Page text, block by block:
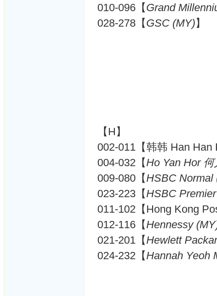
010-096【Grand
028-278【GSC (MY)】
【H】
002-011【韩韩 Han Han
004-032【Ho Yan Hor
009-080【HSBC Normal
023-223【HSBC
011-102【Hong Kong
012-116【Hennessy
021-201【Hewlett
024-232【Hannah Yeoh